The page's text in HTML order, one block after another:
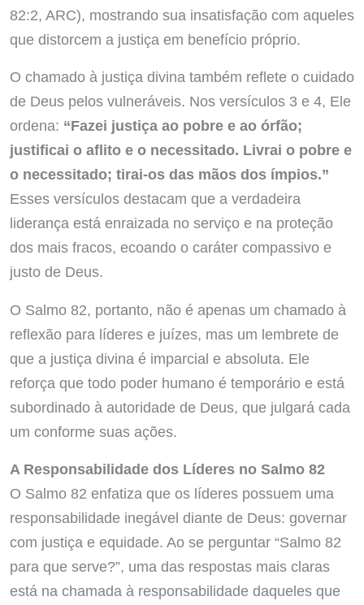
82:2, ARC), mostrando sua insatisfação com aqueles
que distorcem a justiça em benefício próprio.
O chamado à justiça divina também reflete o cuidado
de Deus pelos vulneráveis. Nos versículos 3 e 4, Ele
ordena: “Fazei justiça ao pobre e ao órfão;
justificai o aflito e o necessitado. Livrai o pobre e
o necessitado; tirai-os das mãos dos ímpios.”
Esses versículos destacam que a verdadeira
liderança está enraizada no serviço e na proteção
dos mais fracos, ecoando o caráter compassivo e
justo de Deus.
O Salmo 82, portanto, não é apenas um chamado à
reflexão para líderes e juízes, mas um lembrete de
que a justiça divina é imparcial e absoluta. Ele
reforça que todo poder humano é temporário e está
subordinado à autoridade de Deus, que julgará cada
um conforme suas ações.
A Responsabilidade dos Líderes no Salmo 82
O Salmo 82 enfatiza que os líderes possuem uma
responsabilidade inegável diante de Deus: governar
com justiça e equidade. Ao se perguntar “Salmo 82
para que serve?”, uma das respostas mais claras
está na chamada à responsabilidade daqueles que